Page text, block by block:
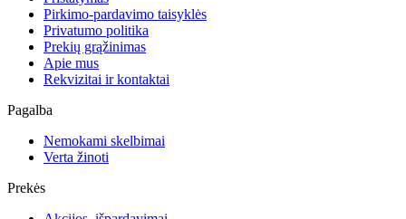
Pirkimo-pardavimo taisyklės
Privatumo politika
Prekių grąžinimas
Apie mus
Rekvizitai ir kontaktai
Pagalba
Nemokami skelbimai
Verta žinoti
Prekės